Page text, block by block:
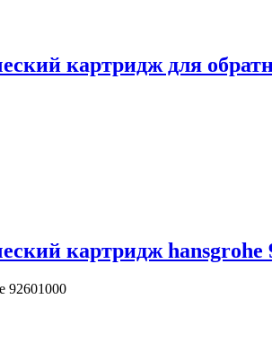
картридж для
картридж hansgrohe
92601000